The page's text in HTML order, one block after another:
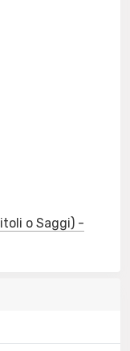
o Saggi) -